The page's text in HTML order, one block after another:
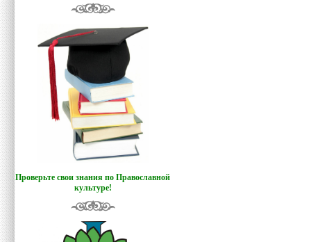
Проверьте свои знания по Православной
культуре!